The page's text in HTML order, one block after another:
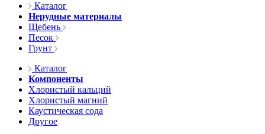
Каталог
Нерудные материалы
Щебень
Песок
Грунт
Каталог
Компоненты
Хлористый кальций
Хлористый магний
Каустическая сода
Другое